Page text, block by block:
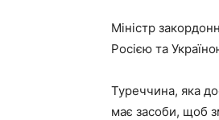
Міністр
Росією та
Туреччина, яка
має засоби, щоб